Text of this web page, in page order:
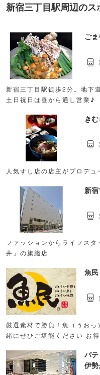
新宿三丁目駅周辺のス
ご
新宿三丁目駅徒歩2分。地下
土日祝日は昼から通し営業♪
き
人気すし店の店主がプロデュ
新
ファッションからライフス
井」の旗艦店
魚
厳選素材で勝負！魚（うお
緒にぜひご堪能ください お
パ
伊